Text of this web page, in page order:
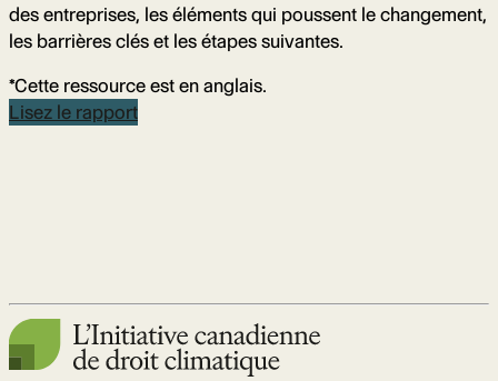
des entreprises, les éléments qui poussent le changement,
les barrières clés et les étapes suivantes.
*Cette ressource est en anglais.
Lisez le rapport